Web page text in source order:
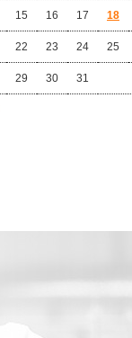
15 16 17 18
22 23 24 25
29 30 31